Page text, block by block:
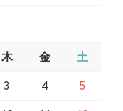
木 金 土
3 4 5